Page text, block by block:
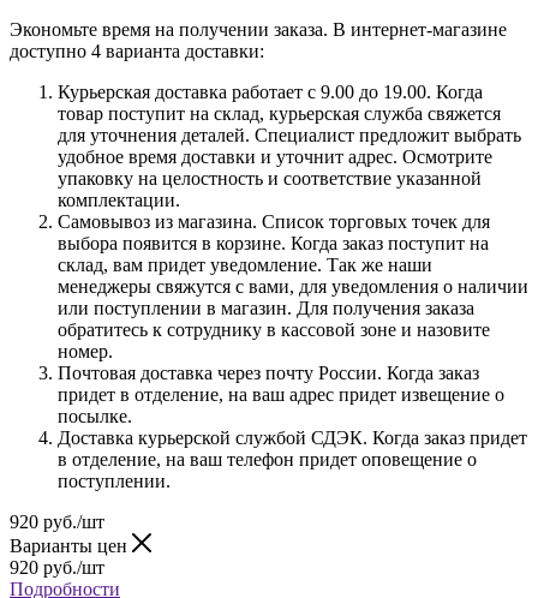
Экономьте время на получении заказа. В интернет-магазине
доступно 4 варианта доставки:
Курьерская доставка работает с 9.00 до 19.00. Когда
товар поступит на склад, курьерская служба свяжется
для уточнения деталей. Специалист предложит выбрать
удобное время доставки и уточнит адрес. Осмотрите
упаковку на целостность и соответствие указанной
комплектации.
Самовывоз из магазина. Список торговых точек для
выбора появится в корзине. Когда заказ поступит на
склад, вам придет уведомление. Так же наши
менеджеры свяжутся с вами, для уведомления о наличии
или поступлении в магазин. Для получения заказа
обратитесь к сотруднику в кассовой зоне и назовите
номер.
Почтовая доставка через почту России. Когда заказ
придет в отделение, на ваш адрес придет извещение о
посылке.
Доставка курьерской службой СДЭК. Когда заказ придет
в отделение, на ваш телефон придет оповещение о
поступлении.
920 руб./шт
Варианты цен
920 руб./шт
Подробности